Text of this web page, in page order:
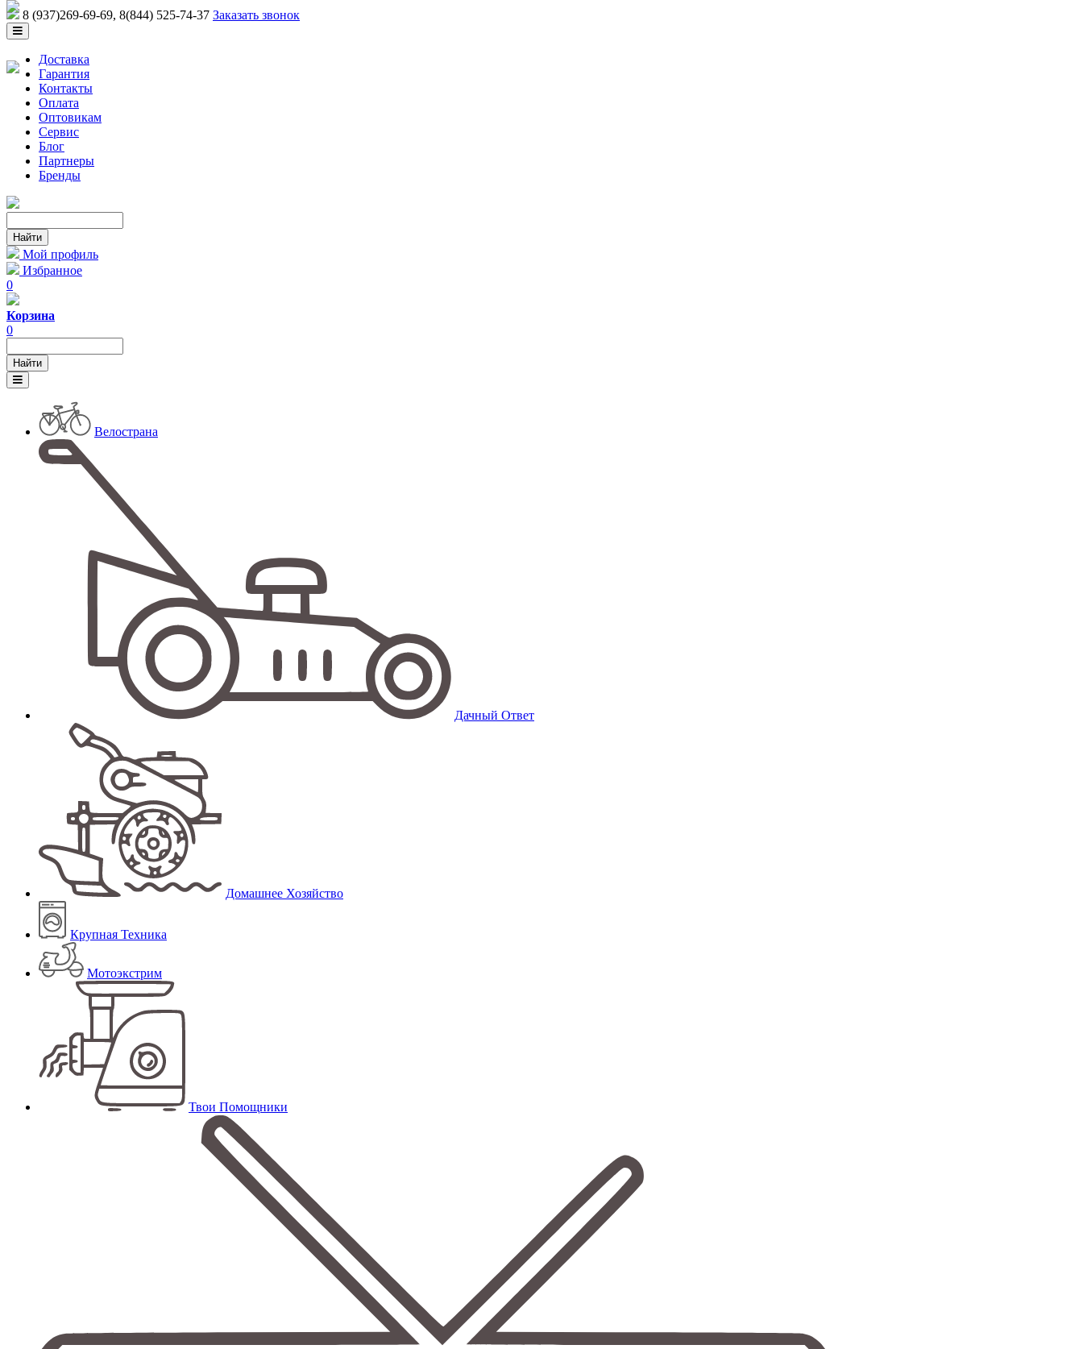
8 (937)269-69-69, 8(844) 525-74-37 Заказать звонок
Доставка
Гарантия
Контакты
Оплата
Оптовикам
Сервис
Блог
Партнеры
Бренды
Мой профиль
Избранное
0
Корзина
0
Велострана
Дачный Ответ
Домашнее Хозяйство
Крупная Техника
Мотоэкстрим
Твои Помощники